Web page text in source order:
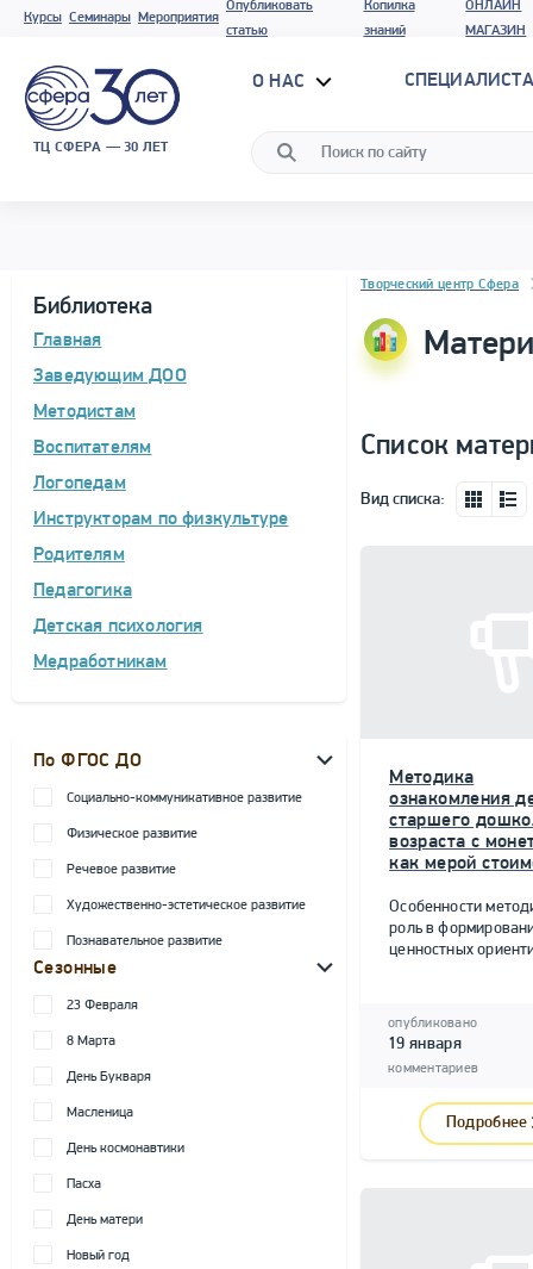
Курсы Семинары Мероприятия
Опубликовать
статью
Копилка
знаний
ОНЛАЙН
МАГАЗИН
ТЦ СФЕРА — 30 ЛЕТ
О НАС
Библиотека
Главная
Заведующим ДОО
Методистам
Воспитателям
Логопедам
Инструкторам по физкультуре
Родителям
Педагогика
Детская психология
Медработникам
По ФГОС ДО
Социально-коммуникативное развитие
Физическое развитие
Речевое развитие
Художественно-эстетическое развитие
Познавательное развитие
Сезонные
23 Февраля
8 Марта
День Букваря
Масленица
День космонавтики
Пасха
День матери
Новый год
Блок новостей
Творческий центр Сфера
Список
Вид списка:
Методика
ознакомления
старшего
возраста с
как мерой
Особенности
роль в
ценностных
опубликовано
19 января
комментариев
Подробнее